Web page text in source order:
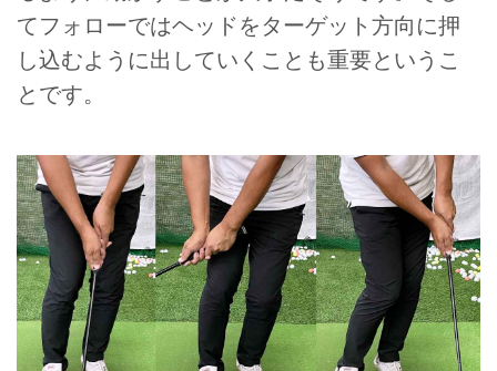
てフォローではヘッドをターゲット方向に押
し込むように出していくことも重要というこ
とです。